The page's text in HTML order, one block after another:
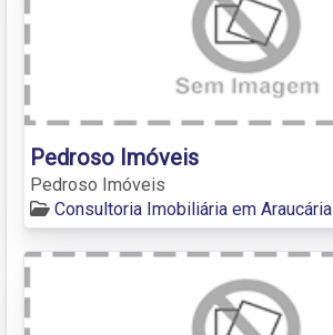
Pedroso Imóveis
Pedroso Imóveis
Consultoria Imobiliária em Araucária